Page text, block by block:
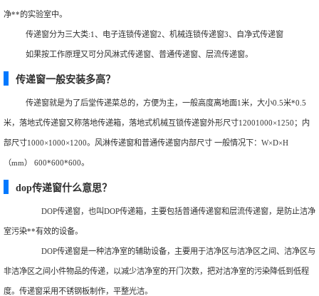
净**的实验室中。
传递窗分为三大类:1、电子连锁传递窗2、机械连锁传递窗3、自净式传递窗
如果按工作原理又可分风淋式传递窗、普通传递窗、层流传递窗。
传递窗一般安装多高？
传递窗就是为了后堂传递菜总的，方便为主，一般高度离地面1米，大小0.5米*0.5
米，落地式传递窗又称落地传递箱，落地式机械互锁传递窗外形尺寸12001000×1250；内
部尺寸1000×1000×1200。风淋传递窗和普通传递窗内部尺寸 一般情况下：W×D×H
（mm） 600*600*600。
dop传递窗什么意思？
DOP传递窗，也叫DOP传递箱，主要包括普通传递窗和层流传递窗，是防止洁净
室污染**有效的设备。
DOP传递窗是一种洁净室的辅助设备，主要用于洁净区与洁净区之间、洁净区与
非洁净区之间小件物品的传递，以减少洁净室的开门次数，把对洁净室的污染降低到低程
度。传递窗采用不锈钢板制作，平整光洁。